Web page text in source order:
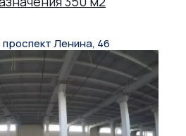
Ленина, 46